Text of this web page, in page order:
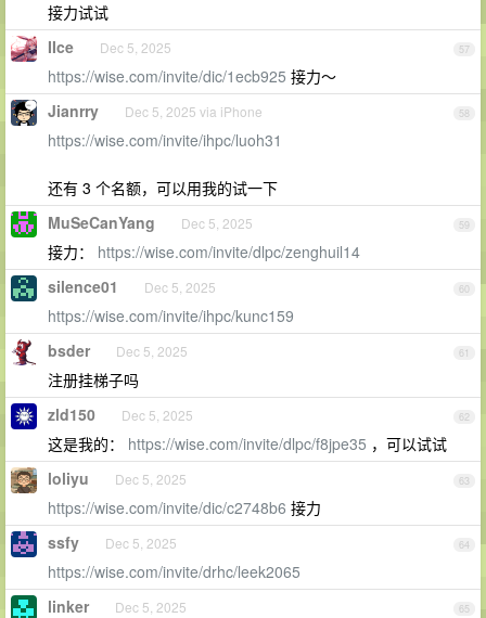
接力试试
57
IIce Dec 5, 2025
https://wise.com/invite/dic/1ecb925 接力～
58
Jianrry Dec 5, 2025 via iPhone
https://wise.com/invite/ihpc/luoh31
还有 3 个名额，可以用我的试一下
59
MuSeCanYang Dec 5, 2025
接力： https://wise.com/invite/dlpc/zenghuil14
60
silence01 Dec 5, 2025
https://wise.com/invite/ihpc/kunc159
61
bsder Dec 5, 2025
注册挂梯子吗
62
zld150 Dec 5, 2025
这是我的： https://wise.com/invite/dlpc/f8jpe35 ，可以试试
63
loliyu Dec 5, 2025
https://wise.com/invite/dic/c2748b6 接力
64
ssfy Dec 5, 2025
https://wise.com/invite/drhc/leek2065
65
linker Dec 5, 2025